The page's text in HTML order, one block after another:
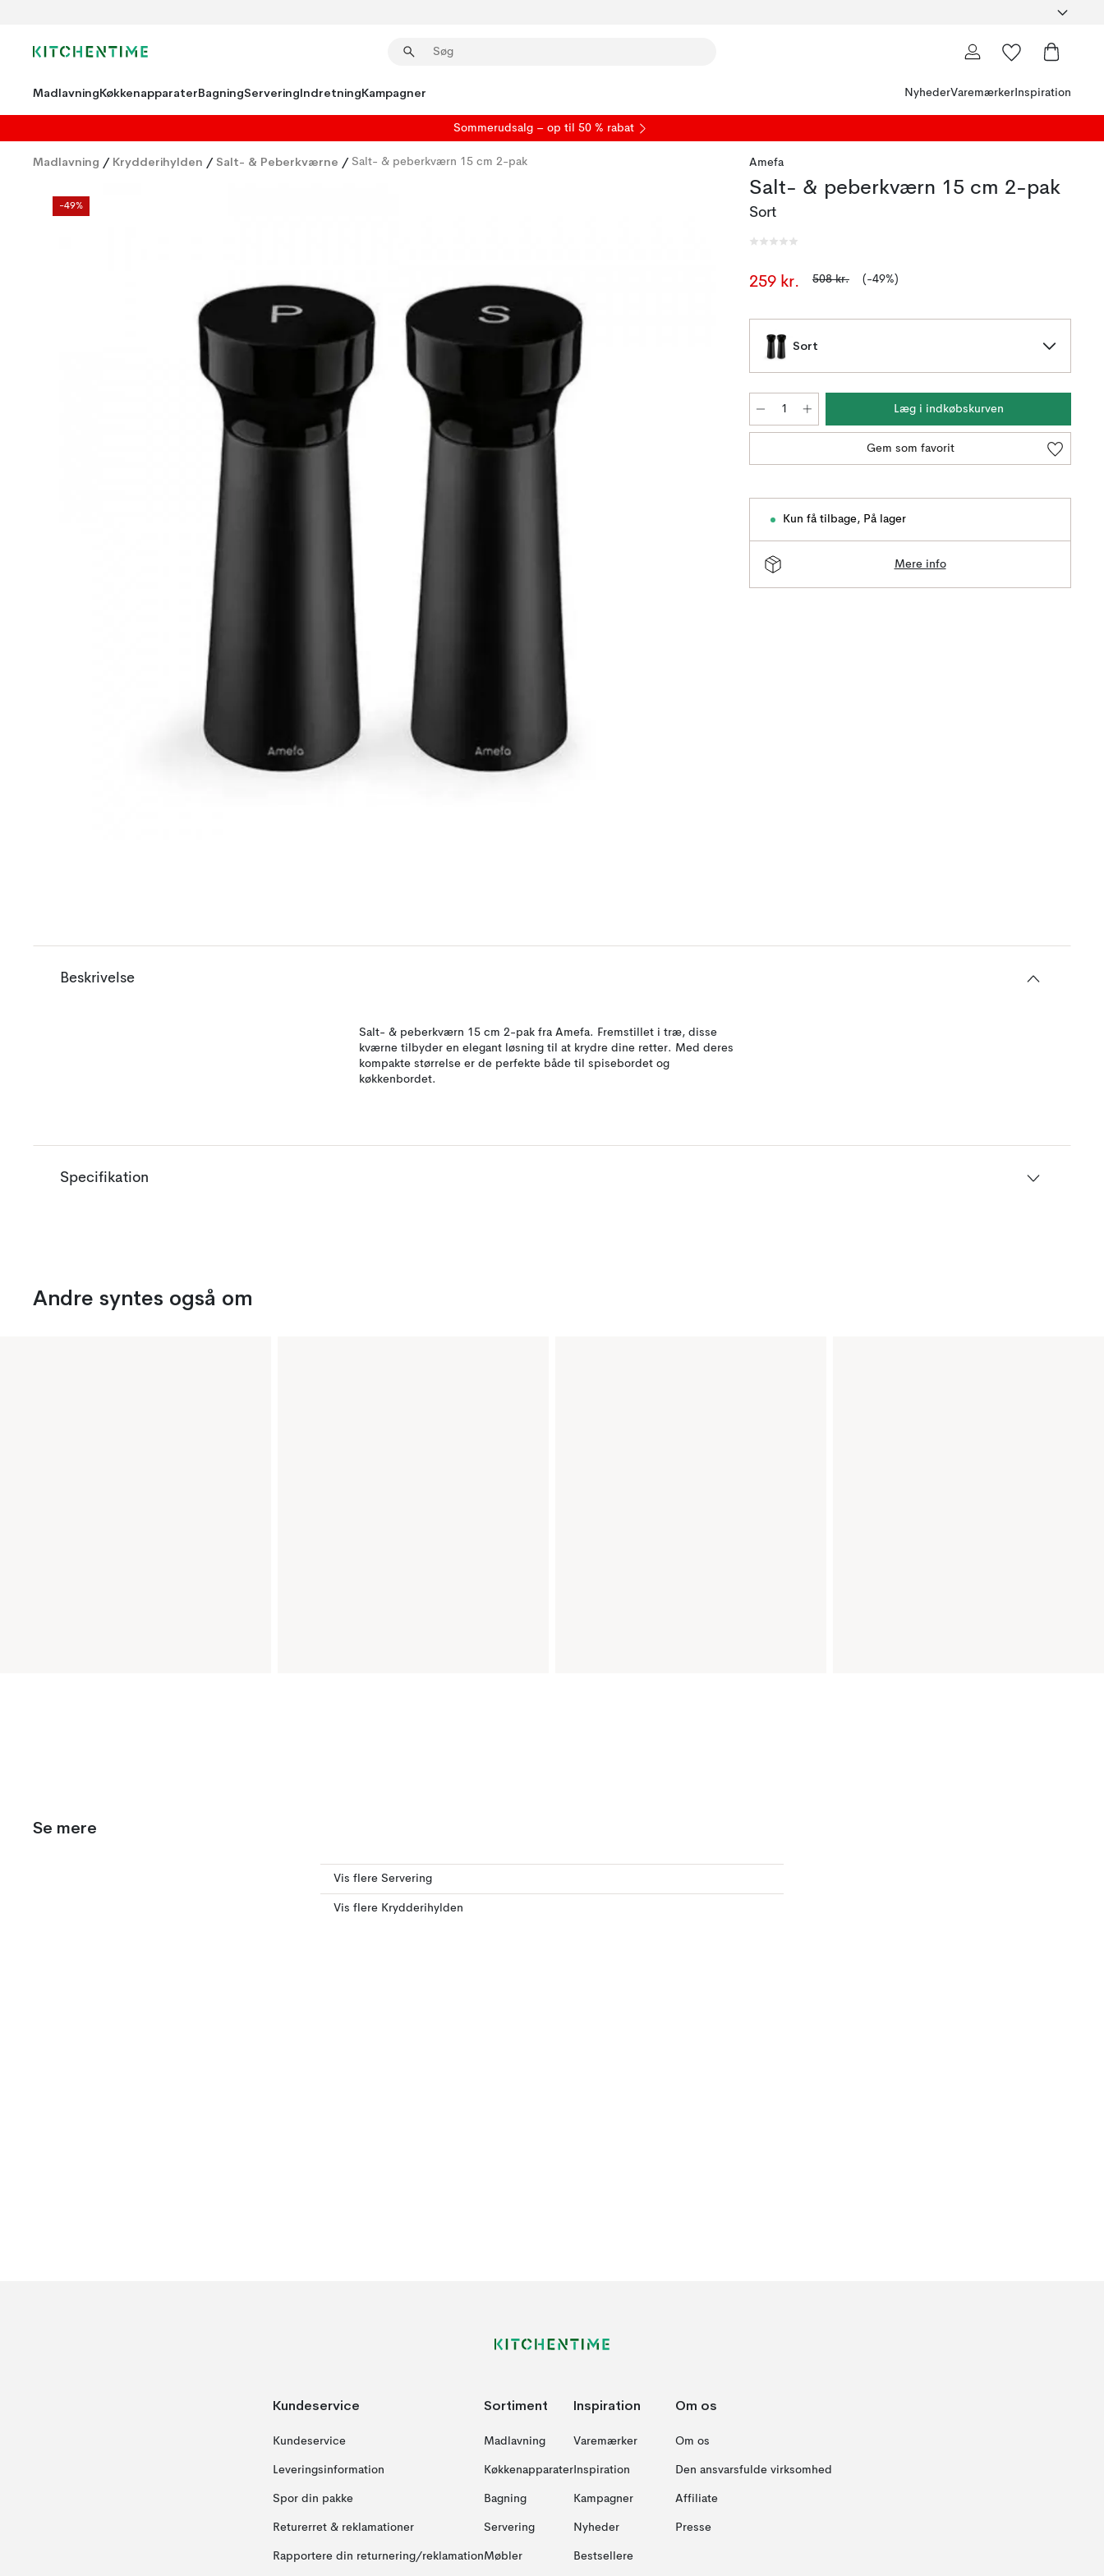
MadlavningKøkkenapparaterBagningServeringIndretningKampagner NyhederVaremærker Inspiration
Sommerudsalg – op til 50 % rabat
Madlavning / Krydderihylden / Salt- & Peberkværne / Salt- & peberkværn 15 cm 2-pak
-49%
Amefa
Salt- & peberkværn 15 cm 2-pak
Sort
259 kr. 508 kr. (-49%)
Sort
Læg i indkøbskurven
Gem som favorit
Kun få tilbage, På lager
Mere info
Beskrivelse
Salt- & peberkværn 15 cm 2-pak fra Amefa. Fremstillet i træ, disse
kværne tilbyder en elegant løsning til at krydre dine retter. Med deres
kompakte størrelse er de perfekte både til spisebordet og
køkkenbordet.
Specifikation
Andre syntes også om
Se mere
Vis flere Servering
Vis flere Krydderihylden
Kundeservice
Kundeservice
Leveringsinformation
Spor din pakke
Returerret & reklamationer
Rapportere din returnering/reklamation
Sortiment
Madlavning
Køkkenapparater
Bagning
Servering
Møbler
Inspiration
Varemærker
Inspiration
Kampagner
Nyheder
Bestsellere
Om os
Om os
Den ansvarsfulde virksomhed
Affiliate
Presse